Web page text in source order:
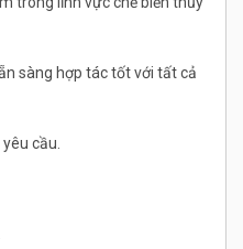
sàng hợp tác tốt với tất cả
cầu.